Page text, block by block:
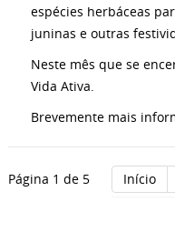
espécies herbáceas
juninas e outras
Neste mês que se
Vida Ativa.
Brevemente mais
Página 1 de 5 Início